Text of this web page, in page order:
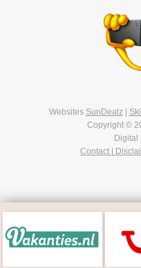
Websites SunDealz|
Copyright ©
Digital
Contact |